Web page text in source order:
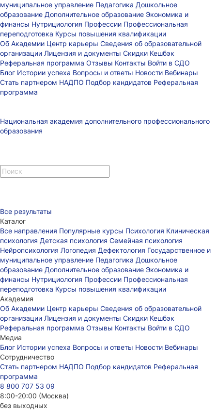
муниципальное управление Педагогика Дошкольное
образование Дополнительное образование Экономика и
финансы Нутрициология Профессии Профессиональная
переподготовка Курсы повышения квалификации
Об Академии Центр карьеры Сведения об образовательной
организации Лицензия и документы Скидки Кешбэк
Реферальная программа Отзывы Контакты Войти в СДО
Блог Истории успеха Вопросы и ответы Новости Вебинары
Стать партнером НАДПО Подбор кандидатов Реферальная
программа
Национальная академия дополнительного профессионального
образования
Все результаты
Каталог
Все направления Популярные курсы Психология Клиническая
психология Детская психология Семейная психология
Нейропсихология Логопедия Дефектология Государственное и
муниципальное управление Педагогика Дошкольное
образование Дополнительное образование Экономика и
финансы Нутрициология Профессии Профессиональная
переподготовка Курсы повышения квалификации
Академия
Об Академии Центр карьеры Сведения об образовательной
организации Лицензия и документы Скидки Кешбэк
Реферальная программа Отзывы Контакты Войти в СДО
Медиа
Блог Истории успеха Вопросы и ответы Новости Вебинары
Сотрудничество
Стать партнером НАДПО Подбор кандидатов Реферальная
программа
8 800 707 53 09
8:00-20:00 (Москва)
без выходных